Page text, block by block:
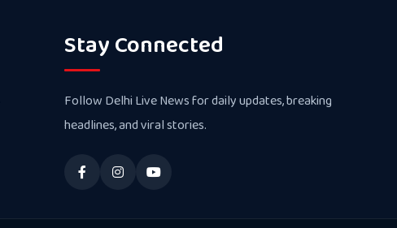
Stay Connected
Follow Delhi Live News for daily updates, breaking
headlines, and viral stories.